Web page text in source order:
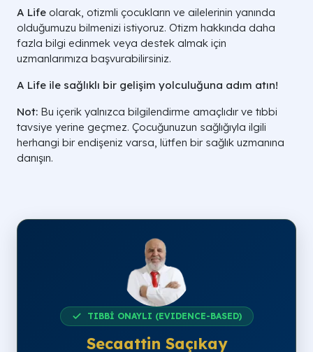
A Life olarak, otizmli çocukların ve ailelerinin yanında
olduğumuzu bilmenizi istiyoruz. Otizm hakkında daha
fazla bilgi edinmek veya destek almak için
uzmanlarımıza başvurabilirsiniz.
A Life ile sağlıklı bir gelişim yolculuğuna adım atın!
Not: Bu içerik yalnızca bilgilendirme amaçlıdır ve tıbbi
tavsiye yerine geçmez. Çocuğunuzun sağlığıyla ilgili
herhangi bir endişeniz varsa, lütfen bir sağlık uzmanına
danışın.
TIBBİ ONAYLI (EVIDENCE-BASED)
Secaattin Saçıkay